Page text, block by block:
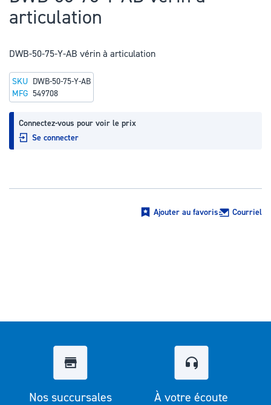
début
la
d’images
articulation
DWB-50-75-Y-AB vérin à articulation
Connectez-vous pour voir le prix
Se connecter
SKU DWB-50-75-Y-AB
MFG 549708
Ajouter au favoris Courriel
Nos succursales À votre écoute